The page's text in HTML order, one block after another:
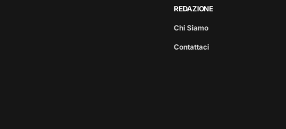
REDAZIONE
Chi Siamo
Contattaci